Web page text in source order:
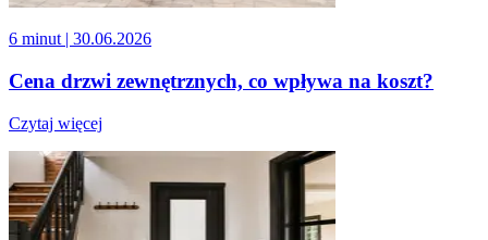
6 minut | 30.06.2026
Cena drzwi zewnętrznych, co wpływa na koszt?
Czytaj więcej